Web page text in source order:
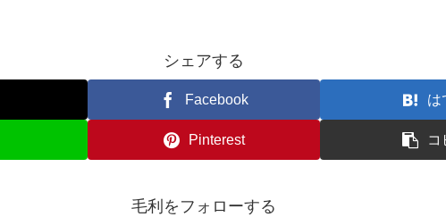
シェアする
Facebook は
Pinterest コ
毛利をフォローする